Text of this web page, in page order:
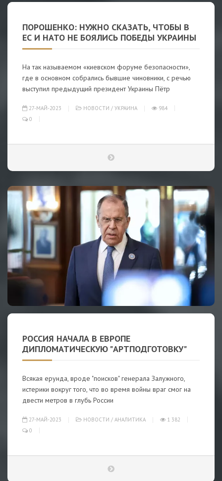
ПОРОШЕНКО: НУЖНО СКАЗАТЬ, ЧТОБЫ В
ЕС И НАТО НЕ БОЯЛИСЬ ПОБЕДЫ УКРАИНЫ
На так называемом «киевском форуме безопасности»,
где в основном собрались бывшие чиновники, с речью
выступил предыдущий президент Украины Пётр
27-МАЙ-2023 НОВОСТИ / УКРАИНА
984
0
РОССИЯ НАЧАЛА В ЕВРОПЕ
ДИПЛОМАТИЧЕСКУЮ "АРТПОДГОТОВКУ"
Всякая ерунда, вроде "поисков" генерала Залужного,
истерики вокруг того, что во время войны враг смог на
двести метров в глубь России
27-МАЙ-2023 НОВОСТИ / АНАЛИТИКА
1 382
0